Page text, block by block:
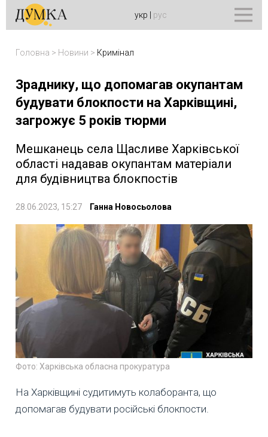
укр рус
Головна > Новини > Кримінал
Зраднику, що допомагав окупантам
будувати блокпости на Харківщині,
загрожує 5 років тюрми
Мешканець села Щасливе Харківської
області надавав окупантам матеріали
для будівництва блокпостів
28.06.2023, 15:27 Ганна Новосьолова
Фото: Харківська обласна прокуратура
На Харківщині судитимуть колаборанта, що
допомагав будувати російські блокпости.